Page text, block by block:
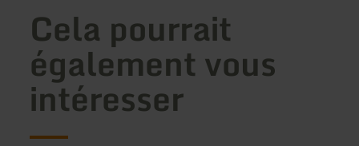
Cela pourrait
également vous
intéresser